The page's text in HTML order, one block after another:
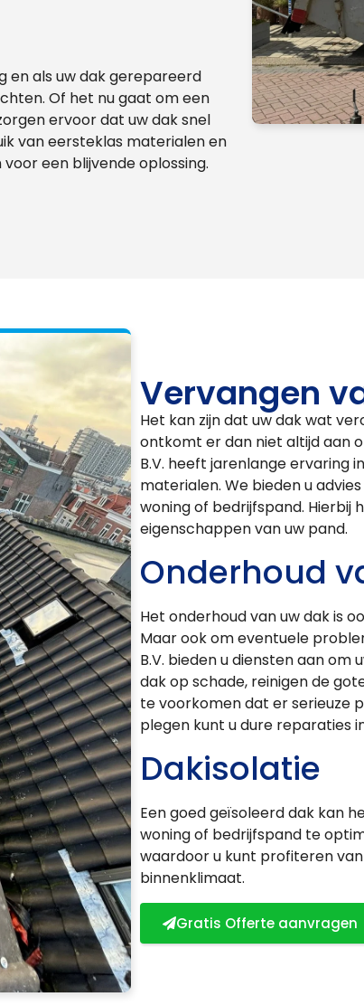
en als uw dak gerepareerd
Of het nu gaat om een
ervoor dat uw dak snel
van eersteklas materialen en
een blijvende oplossing.
Vervangen
Het kan zijn dat uw dak wat
ontkomt er dan niet altijd aan
B.V. heeft jarenlange ervaring
materialen. We bieden u
woning of bedrijfspand. Hierbij
eigenschappen van uw pand.
Onderhoud
Het onderhoud van uw dak is
Maar ook om eventuele
B.V. bieden u diensten aan
dak op schade, reinigen de
te voorkomen dat er serieuze
plegen kunt u dure reparaties
Dakisolatie
Een goed geïsoleerd dak kan
woning of bedrijfspand te
waardoor u kunt profiteren
binnenklimaat.
Gratis Offerte aanvragen